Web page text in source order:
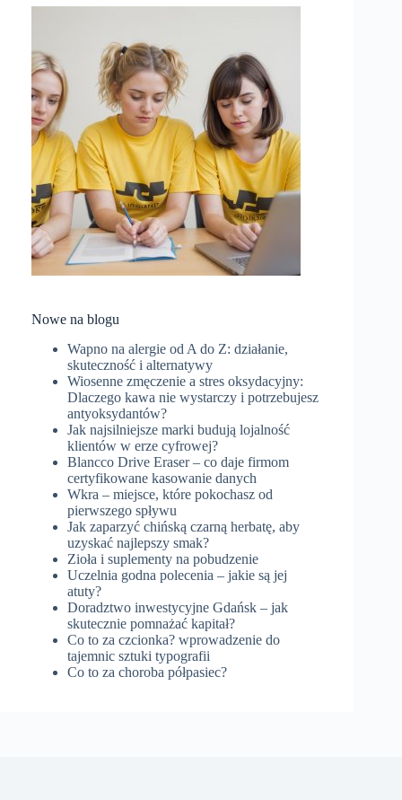
Nowe na blogu
Wapno na alergie od A do Z: działanie,
skuteczność i alternatywy
Wiosenne zmęczenie a stres oksydacyjny:
Dlaczego kawa nie wystarczy i potrzebujesz
antyoksydantów?
Jak najsilniejsze marki budują lojalność
klientów w erze cyfrowej?
Blancco Drive Eraser – co daje firmom
certyfikowane kasowanie danych
Wkra – miejsce, które pokochasz od
pierwszego spływu
Jak zaparzyć chińską czarną herbatę, aby
uzyskać najlepszy smak?
Zioła i suplementy na pobudzenie
Uczelnia godna polecenia – jakie są jej
atuty?
Doradztwo inwestycyjne Gdańsk – jak
skutecznie pomnażać kapitał?
Co to za czcionka? wprowadzenie do
tajemnic sztuki typografii
Co to za choroba półpasiec?